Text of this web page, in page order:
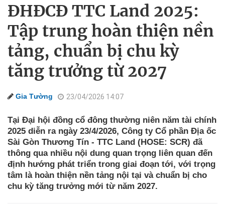
ĐHĐCĐ TTC Land 2025:
Tập trung hoàn thiện nền
tảng, chuẩn bị chu kỳ
tăng trưởng từ 2027
Gia Tường 23/04/2026 14:07
Tại Đại hội đồng cổ đông thường niên năm tài chính
2025 diễn ra ngày 23/4/2026, Công ty Cổ phần Địa ốc
Sài Gòn Thương Tín - TTC Land (HOSE: SCR) đã
thông qua nhiều nội dung quan trọng liên quan đến
định hướng phát triển trong giai đoạn tới, với trọng
tâm là hoàn thiện nền tảng nội tại và chuẩn bị cho
chu kỳ tăng trưởng mới từ năm 2027.